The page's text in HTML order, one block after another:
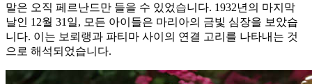
말은 오직 페르난드만 들을 수 있었습니다. 1932년의 마지막
날인 12월 31일, 모든 아이들은 마리아의 금빛 심장을 보았습
니다. 이는 보뢰랭과 파티마 사이의 연결 고리를 나타내는 것
으로 해석되었습니다.